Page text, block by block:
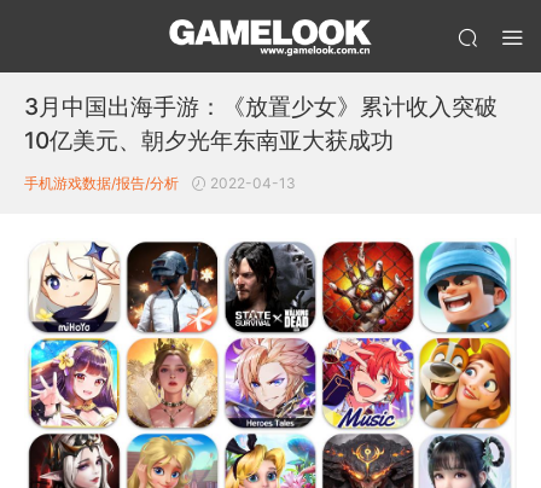
3月中国出海手游：《放置少女》累计收入突破
10亿美元、朝夕光年东南亚大获成功
手机游戏数据/报告/分析 2022-04-13